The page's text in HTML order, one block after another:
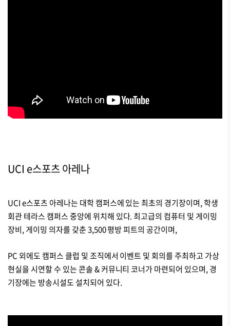
UCI e스포츠 아레나
UCI e스포츠 아레나는 대학 캠퍼스에 있는 최초의 경기장이며, 학생
회관 테라스 캠퍼스 중앙에 위치해 있다. 최고급의 컴퓨터 및 게이밍
장비,게이밍 의자를 갖춘 3,500 평방 피트의 공간이며,
PC 외에도 캠퍼스 클럽 및 조직에서 이벤트 및 회의를 주최하고 가상
현실을 시연할 수 있는 콘솔 & 커뮤니티 코너가 마련되어 있으며, 경
기장에는 방송시설도 설치되어 있다.